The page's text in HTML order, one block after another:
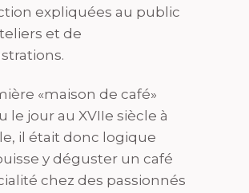
expliquées au public
et de
«maison de café»
le jour au XVIIe siècle à
il était donc logique
y déguster un café
chez des passionnés